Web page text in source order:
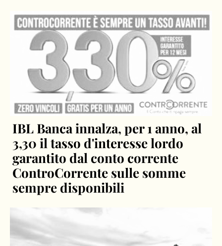
IBL Banca innalza, per 1 anno, al
3,30 il tasso d'interesse lordo
garantito dal conto corrente
ControCorrente sulle somme
sempre disponibili